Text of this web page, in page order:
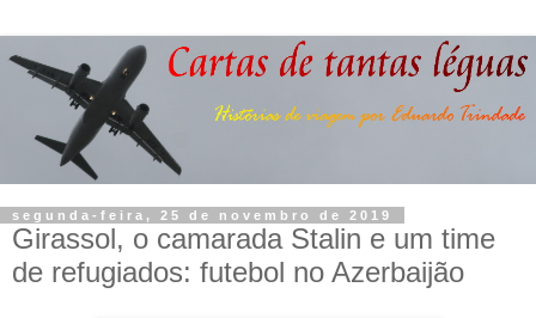
segunda-feira, 25 de novembro de 2019
Girassol, o camarada Stalin e um time
de refugiados: futebol no Azerbaijão